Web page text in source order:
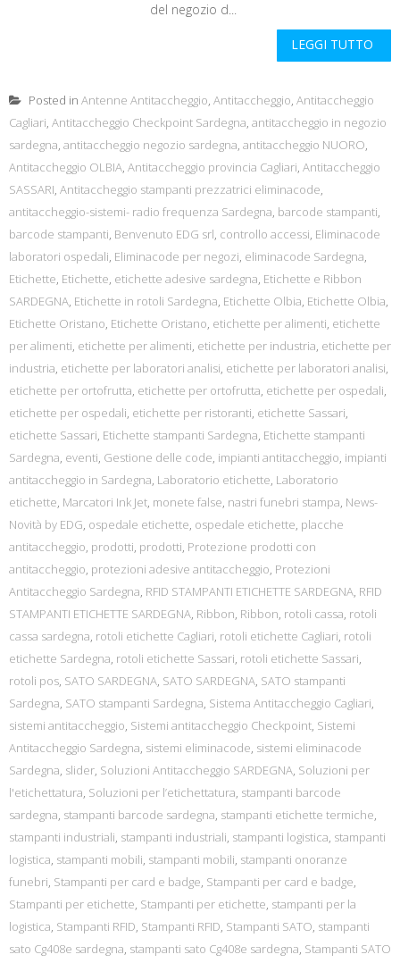
del negozio d...
LEGGI TUTTO
Posted in Antenne Antitaccheggio, Antitaccheggio, Antitaccheggio
Cagliari, Antitaccheggio Checkpoint Sardegna, antitaccheggio in negozio
sardegna, antitaccheggio negozio sardegna, antitaccheggio NUORO,
Antitaccheggio OLBIA, Antitaccheggio provincia Cagliari, Antitaccheggio
SASSARI, Antitaccheggio stampanti prezzatrici eliminacode,
antitaccheggio-sistemi- radio frequenza Sardegna, barcode stampanti,
barcode stampanti, Benvenuto EDG srl, controllo accessi, Eliminacode
laboratori ospedali, Eliminacode per negozi, eliminacode Sardegna,
Etichette, Etichette, etichette adesive sardegna, Etichette e Ribbon
SARDEGNA, Etichette in rotoli Sardegna, Etichette Olbia, Etichette Olbia,
Etichette Oristano, Etichette Oristano, etichette per alimenti, etichette
per alimenti, etichette per alimenti, etichette per industria, etichette per
industria, etichette per laboratori analisi, etichette per laboratori analisi,
etichette per ortofrutta, etichette per ortofrutta, etichette per ospedali,
etichette per ospedali, etichette per ristoranti, etichette Sassari,
etichette Sassari, Etichette stampanti Sardegna, Etichette stampanti
Sardegna, eventi, Gestione delle code, impianti antitaccheggio, impianti
antitaccheggio in Sardegna, Laboratorio etichette, Laboratorio
etichette, Marcatori Ink Jet, monete false, nastri funebri stampa, News-
Novità by EDG, ospedale etichette, ospedale etichette, placche
antitaccheggio, prodotti, prodotti, Protezione prodotti con
antitaccheggio, protezioni adesive antitaccheggio, Protezioni
Antitaccheggio Sardegna, RFID STAMPANTI ETICHETTE SARDEGNA, RFID
STAMPANTI ETICHETTE SARDEGNA, Ribbon, Ribbon, rotoli cassa, rotoli
cassa sardegna, rotoli etichette Cagliari, rotoli etichette Cagliari, rotoli
etichette Sardegna, rotoli etichette Sassari, rotoli etichette Sassari,
rotoli pos, SATO SARDEGNA, SATO SARDEGNA, SATO stampanti
Sardegna, SATO stampanti Sardegna, Sistema Antitaccheggio Cagliari,
sistemi antitaccheggio, Sistemi antitaccheggio Checkpoint, Sistemi
Antitaccheggio Sardegna, sistemi eliminacode, sistemi eliminacode
Sardegna, slider, Soluzioni Antitaccheggio SARDEGNA, Soluzioni per
l'etichettatura, Soluzioni per l’etichettatura, stampanti barcode
sardegna, stampanti barcode sardegna, stampanti etichette termiche,
stampanti industriali, stampanti industriali, stampanti logistica, stampanti
logistica, stampanti mobili, stampanti mobili, stampanti onoranze
funebri, Stampanti per card e badge, Stampanti per card e badge,
Stampanti per etichette, Stampanti per etichette, stampanti per la
logistica, Stampanti RFID, Stampanti RFID, Stampanti SATO, stampanti
sato Cg408e sardegna, stampanti sato Cg408e sardegna, Stampanti SATO